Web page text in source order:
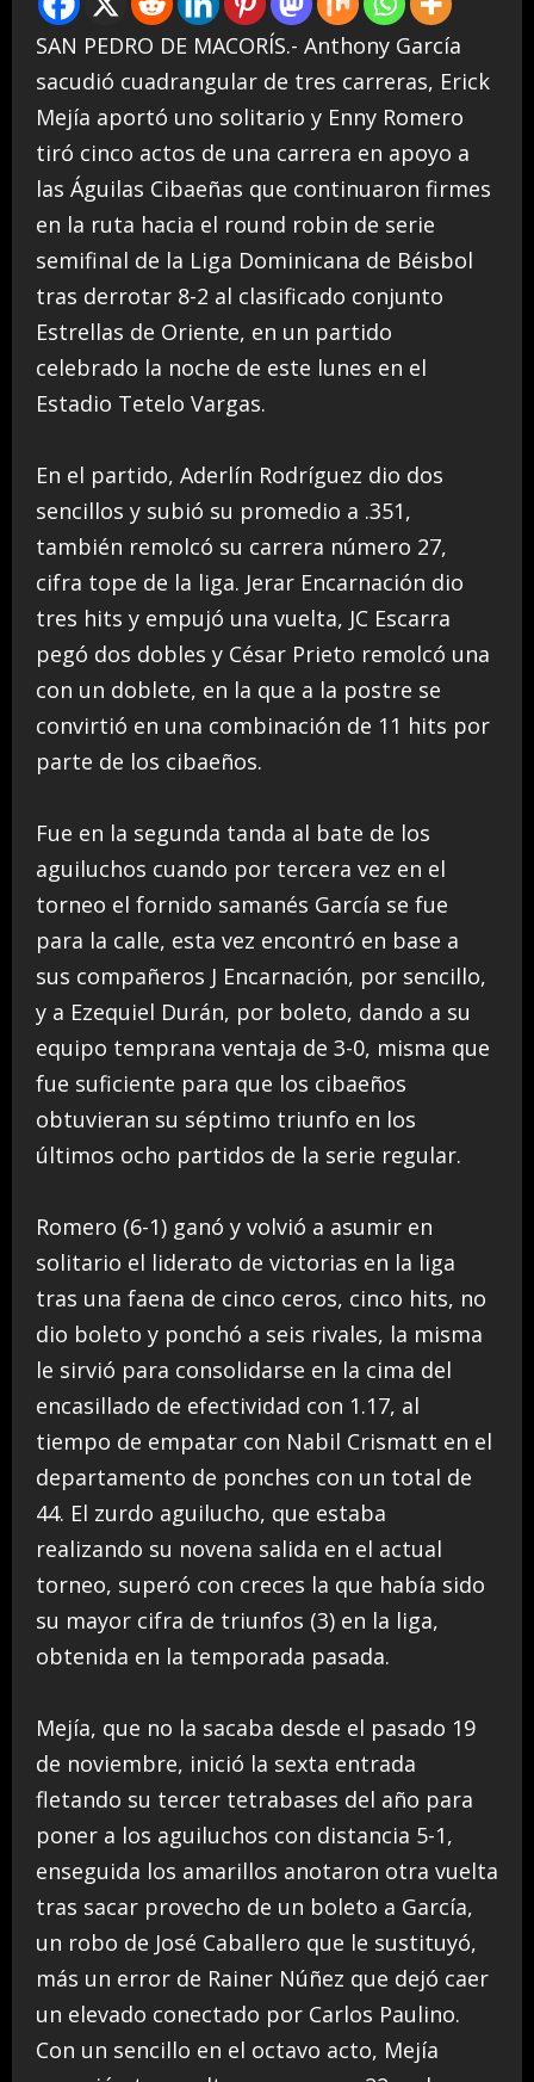
SAN PEDRO DE MACORÍS.- Anthony García
sacudió cuadrangular de tres carreras, Erick
Mejía aportó uno solitario y Enny Romero
tiró cinco actos de una carrera en apoyo a
las Águilas Cibaeñas que continuaron firmes
en la ruta hacia el round robin de serie
semifinal de la Liga Dominicana de Béisbol
tras derrotar 8-2 al clasificado conjunto
Estrellas de Oriente, en un partido
celebrado la noche de este lunes en el
Estadio Tetelo Vargas.
En el partido, Aderlín Rodríguez dio dos
sencillos y subió su promedio a .351,
también remolcó su carrera número 27,
cifra tope de la liga. Jerar Encarnación dio
tres hits y empujó una vuelta, JC Escarra
pegó dos dobles y César Prieto remolcó una
con un doblete, en la que a la postre se
convirtió en una combinación de 11 hits por
parte de los cibaeños.
Fue en la segunda tanda al bate de los
aguiluchos cuando por tercera vez en el
torneo el fornido samanés García se fue
para la calle, esta vez encontró en base a
sus compañeros J Encarnación, por sencillo,
y a Ezequiel Durán, por boleto, dando a su
equipo temprana ventaja de 3-0, misma que
fue suficiente para que los cibaeños
obtuvieran su séptimo triunfo en los
últimos ocho partidos de la serie regular.
Romero (6-1) ganó y volvió a asumir en
solitario el liderato de victorias en la liga
tras una faena de cinco ceros, cinco hits, no
dio boleto y ponchó a seis rivales, la misma
le sirvió para consolidarse en la cima del
encasillado de efectividad con 1.17, al
tiempo de empatar con Nabil Crismatt en el
departamento de ponches con un total de
44. El zurdo aguilucho, que estaba
realizando su novena salida en el actual
torneo, superó con creces la que había sido
su mayor cifra de triunfos (3) en la liga,
obtenida en la temporada pasada.
Mejía, que no la sacaba desde el pasado 19
de noviembre, inició la sexta entrada
fletando su tercer tetrabases del año para
poner a los aguiluchos con distancia 5-1,
enseguida los amarillos anotaron otra vuelta
tras sacar provecho de un boleto a García,
un robo de José Caballero que le sustituyó,
más un error de Rainer Núñez que dejó caer
un elevado conectado por Carlos Paulino.
Con un sencillo en el octavo acto, Mejía